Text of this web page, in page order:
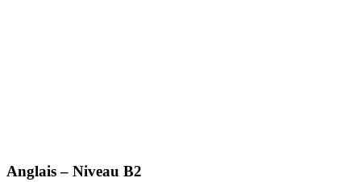
Anglais – Niveau B2